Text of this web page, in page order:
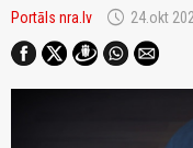
Portāls nra.lv schedule 24.okt